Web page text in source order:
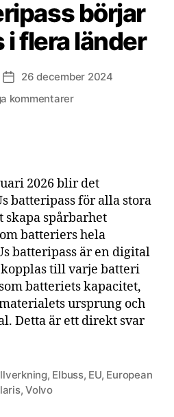
börjar
i flera länder
Inläggsdatum
26 december 2024
kommentarertill
flera
länder
2026 blir det
batteripass för alla stora
skapa spårbarhet
batteriers hela
batteripass är en digital
till varje batteri
batteriets kapacitet,
ursprung och
Detta är ett direkt svar
, Elbuss, EU, European
,Volvo